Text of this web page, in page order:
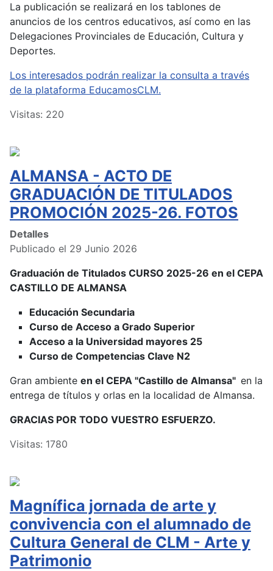
La publicación se realizará en los tablones de
anuncios de los centros educativos, así como en las
Delegaciones Provinciales de Educación, Cultura y
Deportes.
Los interesados podrán realizar la consulta a través
de la plataforma EducamosCLM.
Visitas: 220
ALMANSA - ACTO DE
GRADUACIÓN DE TITULADOS
PROMOCIÓN 2025-26. FOTOS
Detalles
Publicado el 29 Junio 2026
Graduación de Titulados CURSO 2025-26 en el CEPA
CASTILLO DE ALMANSA
Educación Secundaria
Curso de Acceso a Grado Superior
Acceso a la Universidad mayores 25
Curso de Competencias Clave N2
Gran ambiente en el CEPA "Castillo de Almansa" en la
entrega de títulos y orlas en la localidad de Almansa.
GRACIAS POR TODO VUESTRO ESFUERZO.
Visitas: 1780
Magnífica jornada de arte y
convivencia con el alumnado de
Cultura General de CLM - Arte y
Patrimonio